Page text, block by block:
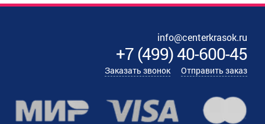
info@centerkrasok.ru
+7(499)40-600-45
Заказать звонок Отправить заказ